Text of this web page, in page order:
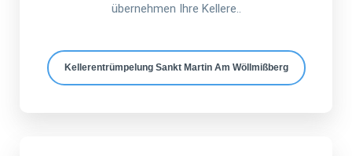
übernehmen Ihre Kellere..
Kellerentrümpelung Sankt Martin Am Wöllmißberg